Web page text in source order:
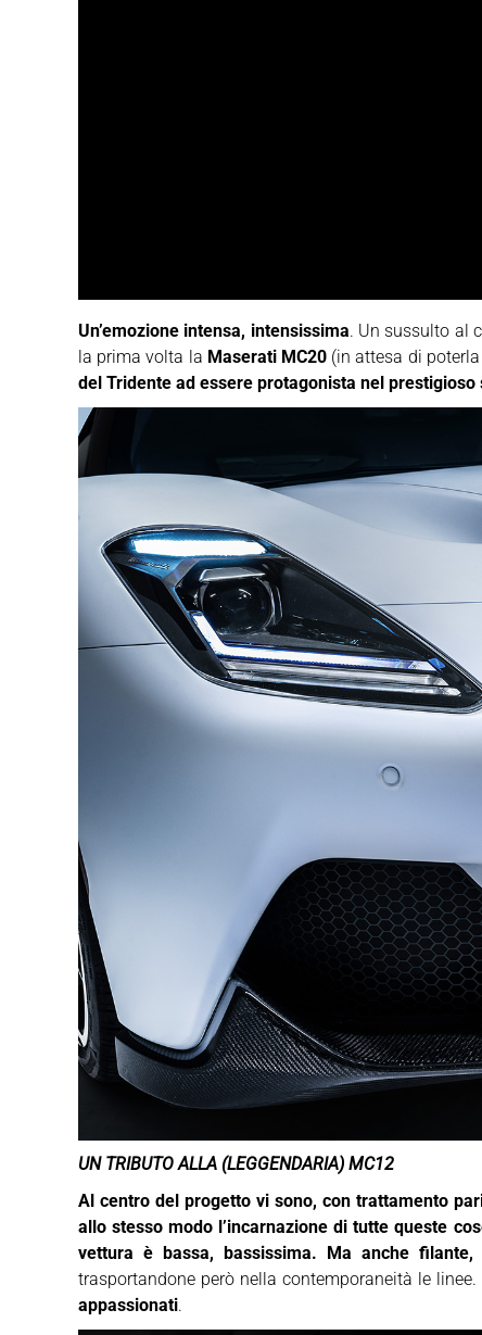
Un’emozione intensa, intensissima. Un sussulto al
la prima volta la Maserati MC20 (in attesa di
del Tridente ad essere protagonista nel
UN TRIBUTO ALLA (LEGGENDARIA) MC12
Al centro del progetto vi sono, con trattamento
allo stesso modo l’incarnazione di tutte queste
vettura è bassa, bassissima. Ma anche
trasportandone però nella contemporaneità le
appassionati.